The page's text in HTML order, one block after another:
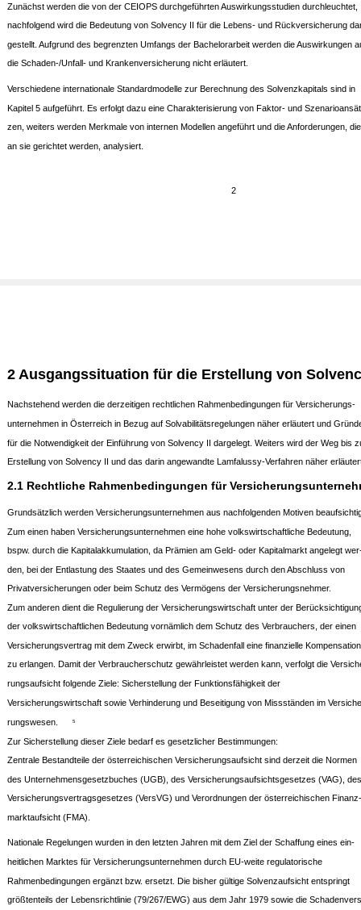
2
Zunächst werden die von der CEIOPS durchgeführten Auswirkungsstudien durchleuchtet,
nachfolgend wird die Bedeutung von Solvency II für die Lebens- und Rückversicherung
gestellt. Aufgrund des begrenzten Umfangs der Bachelorarbeit werden die Auswirkungen
die Schaden-/Unfall- und Krankenversicherung nicht erläutert.
Verschiedene internationale Standardmodelle zur Berechnung des Solvenzkapitals sind in
Kapitel 5 aufgeführt. Es erfolgt dazu eine Charakterisierung von Faktor- und
zen, weiters werden Merkmale von internen Modellen angeführt und die Anforderungen, die
an sie gerichtet werden, analysiert.
2 Ausgangssituation für die Erstellung von
Nachstehend werden die derzeitigen rechtlichen Rahmenbedingungen für Versicherungs-
unternehmen in Österreich in Bezug auf Solvabilitätsregelungen näher erläutert und
für die Notwendigkeit der Einführung von Solvency II dargelegt. Weiters wird der Weg bis
Erstellung von Solvency II und das darin angewandte Lamfalussy-Verfahren näher
2.1 Rechtliche Rahmenbedingungen für
Grundsätzlich werden Versicherungsunternehmen aus nachfolgenden Motiven
Zum einen haben Versicherungsunternehmen eine hohe volkswirtschaftliche Bedeutung,
bspw. durch die Kapitalakkumulation, da Prämien am Geld- oder Kapitalmarkt angelegt
den, bei der Entlastung des Staates und des Gemeinwesens durch den Abschluss von
Privatversicherungen oder beim Schutz des Vermögens der Versicherungsnehmer.
Zum anderen dient die Regulierung der Versicherungswirtschaft unter der
der volkswirtschaftlichen Bedeutung vornämlich dem Schutz des Verbrauchers, der einen
Versicherungsvertrag mit dem Zweck erwirbt, im Schadenfall eine finanzielle Kompensation
zu erlangen. Damit der Verbraucherschutz gewährleistet werden kann, verfolgt die
rungsaufsicht folgende Ziele: Sicherstellung der Funktionsfähigkeit der
Versicherungswirtschaft sowie Verhinderung und Beseitigung von Missständen im
rungswesen.
5
Zur Sicherstellung dieser Ziele bedarf es gesetzlicher Bestimmungen:
Zentrale Bestandteile der österreichischen Versicherungsaufsicht sind derzeit die Normen
des Unternehmensgesetzbuches (UGB), des Versicherungsaufsichtsgesetzes (VAG), des
Versicherungsvertragsgesetzes (VersVG) und Verordnungen der österreichischen Finanz-
marktaufsicht (FMA).
Nationale Regelungen wurden in den letzten Jahren mit dem Ziel der Schaffung eines ein-
heitlichen Marktes für Versicherungsunternehmen durch EU-weite regulatorische
Rahmenbedingungen ergänzt bzw. ersetzt. Die bisher gültige Solvenzaufsicht entspringt
größtenteils der Lebensrichtlinie (79/267/EWG) aus dem Jahr 1979 sowie die